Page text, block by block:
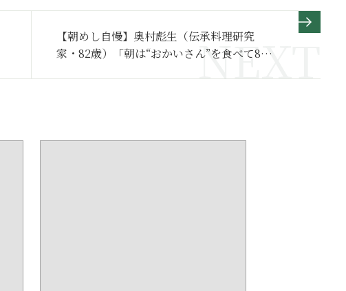
【朝めし自慢】奥村彪生（伝承料理研究
家・82歳）「朝は“おかいさん”を食べて80